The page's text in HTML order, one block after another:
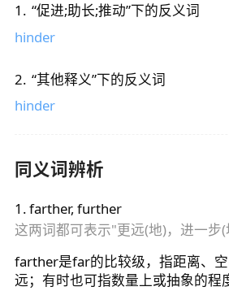
1 . “促进;助长;推动”下的反义词
hinder
2. “其他释义”下的反义词
hinder
同义词辨析
1 .farther, further
这两词都可表示"更远(地)，进一步(
farther是far的比较级，指距离、
远；有时也可指数量上或抽象的程